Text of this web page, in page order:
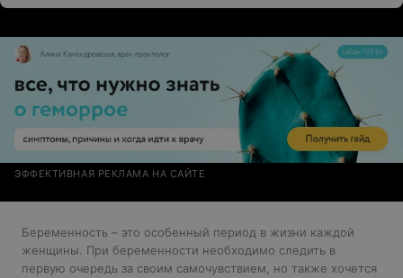
ЭФФЕКТИВНАЯ РЕКЛАМА НА САЙТЕ
Беременность – это особенный период в жизни каждой
женщины. При беременности необходимо следить в
первую очередь за своим самочувствием, но также хочется